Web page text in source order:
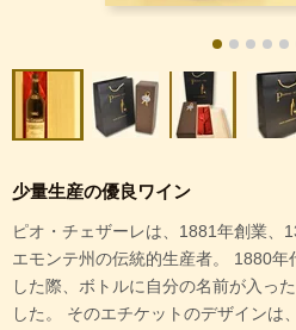
少量生産の優良ワイン
ピオ・チェザーレは、1881年創業、
エモンテ州の伝統的生産者。 1880
した際、ボトルに自分の名前が入っ
した。 そのエチケットのデザインは